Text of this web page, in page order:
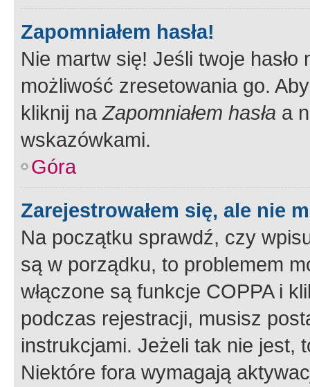
Zapomniałem hasła!
Nie martw się! Jeśli twoje
możliwość zresetowania go.
kliknij naZapomniałem hasła a
wskazówkami.
Góra
Zarejestrowałem się, ale nie
Na początku sprawdź, czy
są w porządku, to problemem
włączone są funkcje COPPA i
podczas rejestracji, musisz
instrukcjami. Jeżeli tak nie jest,
Niektóre fora wymagają